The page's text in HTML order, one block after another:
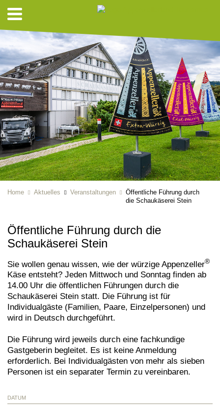
Home Aktuelles Veranstaltungen
Öffentliche Führung durch
die Schaukäserei Stein
Öffentliche Führung durch die
Schaukäserei Stein
Sie wollen genau wissen, wie der würzige Appenzeller®
Käse entsteht? Jeden Mittwoch und Sonntag finden ab
14.00 Uhr die öffentlichen Führungen durch die
Schaukäserei Stein statt. Die Führung ist für
Individualgäste (Familien, Paare, Einzelpersonen) und
wird in Deutsch durchgeführt.
Die Führung wird jeweils durch eine fachkundige
Gastgeberin begleitet. Es ist keine Anmeldung
erforderlich. Bei Individualgästen von mehr als sieben
Personen ist ein separater Termin zu vereinbaren.
DATUM